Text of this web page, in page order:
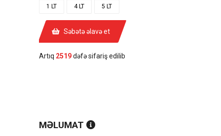
1 LT 4 LT 5 LT
Səbətə əlavə et
Artıq 2519dəfə sifariş edilib
MƏLUMAT